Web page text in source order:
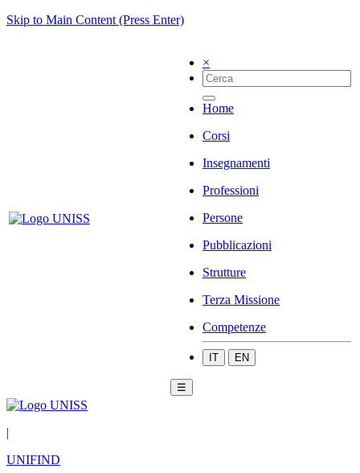
Skip to Main Content (Press Enter)
×
Home
Corsi
Insegnamenti
Professioni
Persone
Pubblicazioni
Strutture
Terza Missione
Competenze
IT EN
☰
|
UNIFIND